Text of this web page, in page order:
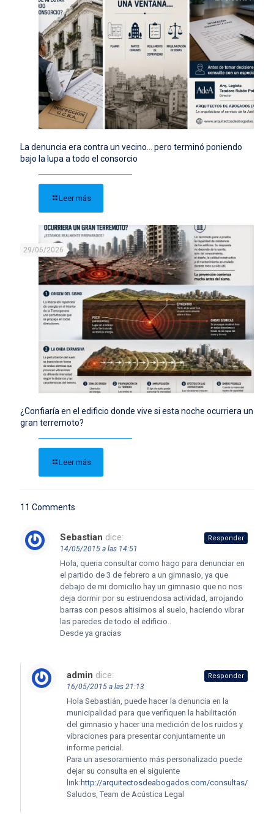
La denuncia era contra un vecino… pero terminó poniendo
bajo la lupa a todo el consorcio
Leer más
29/06/2026
¿Confiaría en el edificio donde vive si esta noche ocurriera un
gran terremoto?
Leer más
11 Comments
Sebastian dice:
14/05/2015 a las 14:51
Hola, queria consultar como hago para denunciar en
el partido de 3 de febrero a un gimnasio, ya que
debajo de mi domicilio hay un gimnasio que no nos
deja dormir por su estruendosa actividad, arrojando
barras con pesos altisimos al suelo, haciendo vibrar
las paredes de todo el edificio..
Desde ya gracias
Responder
admin dice:
16/05/2015 a las 21:13
Hola Sebastián, puede hacer la denuncia en la
municipalidad para que verifiquen la habilitación
del gimnasio y hacer una medición de los ruidos y
vibraciones para presentar conjuntamente un
informe pericial.
Para un asesoramiento más personalizado puede
dejar su consulta en el siguiente
link:http://arquitectosdeabogados.com/consultas/
Saludos, Team de Acústica Legal
Responder